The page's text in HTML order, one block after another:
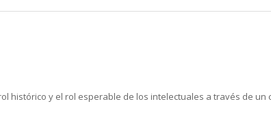
histórico y el rol esperable de los intelectuales a través de